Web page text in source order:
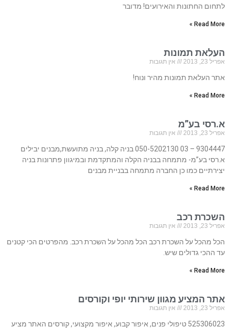
לתחום החתונות והאירועים! מדובר
Read More »
העלאת תמונות
אפריל 23, 2013 אין תגובות
אתר העלאת תמונות מהיר ונוח!
Read More »
א.רסי בע”מ
אפריל 23, 2013 אין תגובות
9304447 – 03 050-5202130 בניה קלה, בניה מתועשת,מבנים יבילים
א.רסי בע”מ- מתמחה בבניה הקלה והמתקדמת ובמיגוון פתרונות בניה
יצירתיים כמו כן החברה מתמחה בבניית מבנים
Read More »
השכרת רכב
אפריל 23, 2013 אין תגובות
הכל מהכל על השכרת רכב הכל מהכל על השכרת רכב. מהפרטים הכי קטנים
עד ההכי גדולים שיש.
Read More »
אתר המציע מגוון שירותי יופי וקורסים
אפריל 23, 2013 אין תגובות
525306023 טיפולי פנים, איפור קבוע, איפור מקצועי, קורסים האתר מציע